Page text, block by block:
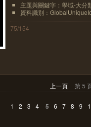
主題與關鍵字：學域-大分
資料識別：
75/154
上一頁 第 5
1 2 3 4 5 6 7 8 9